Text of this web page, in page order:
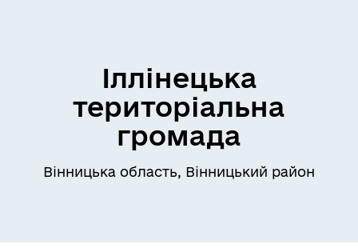
Іллінецька
територіальна
громада
Вінницька область, Вінницький район